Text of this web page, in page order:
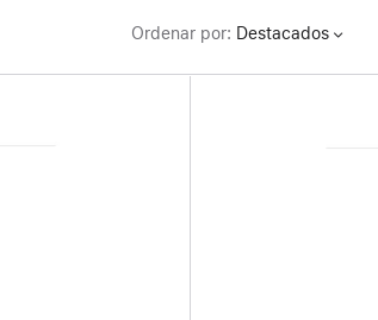
Ordenar por: Destacados